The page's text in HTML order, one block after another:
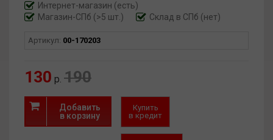
Интернет-магазин (есть)
Магазин-СПб (>5 шт.)
Склад в СПб (нет)
Артикул: 00-170203
130 р. 190
Добавить
в корзину
Купить
в кредит